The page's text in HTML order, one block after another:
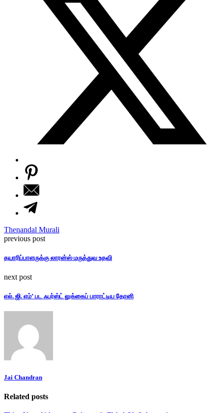
Thenandal Murali
previous post
தயாரிப்பாளருக்கு லாரன்ஸ் மருத்துவ உதவி
next post
எல். ஜி. எம்’ பட ஃபர்ஸ்ட் லுக்கைப் பாராட்டிய தோனி
Jai Chandran
Related posts